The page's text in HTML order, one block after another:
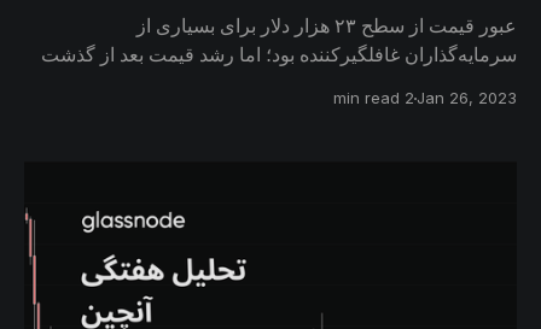
عبور قیمت از سطح ۲۳ هزار دلار برای بسیاری از
سرمایه‌گذاران غافلگیرکننده بود؛ اما رشد قیمت بعد از گذشت
برداشت سود را برای سرمایه‌گذاران فراهم می‌کند.
Jan 26, 2023
2 min read